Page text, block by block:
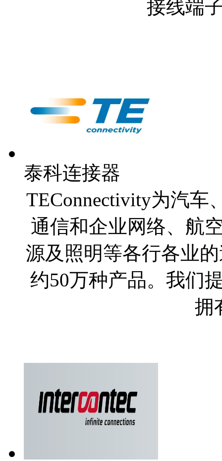
接线端
泰科连接器
TEConnectivity为汽车
通信和企业网络、航
源及照明等各行各业
约50万种产品。我们
拥